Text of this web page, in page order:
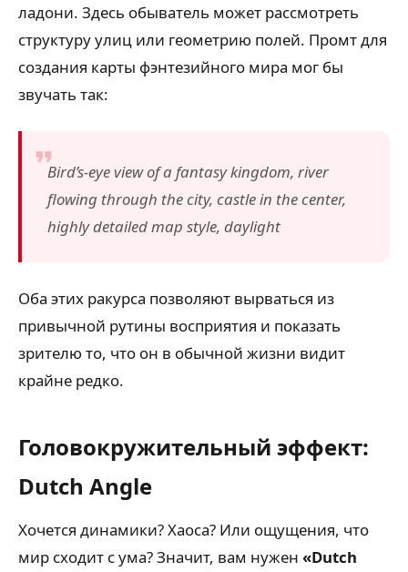
ладони. Здесь обыватель может рассмотреть
структуру улиц или геометрию полей. Промт для
создания карты фэнтезийного мира мог бы
звучать так:
Bird’s-eye view of a fantasy kingdom, river
flowing through the city, castle in the center,
highly detailed map style, daylight
Оба этих ракурса позволяют вырваться из
привычной рутины восприятия и показать
зрителю то, что он в обычной жизни видит
крайне редко.
Головокружительный эффект:
Dutch Angle
Хочется динамики? Хаоса? Или ощущения, что
мир сходит с ума? Значит, вам нужен «Dutch